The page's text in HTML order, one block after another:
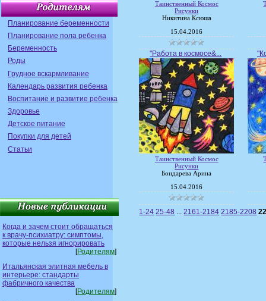
Планирование беременности
Планирование пола ребенка
Беременность
Роды
Грудное вскармливание
Календарь развития ребенка
Воспитание и развитие ребенка
Здоровье
Детское питание
Покупки для детей
Статьи
Когда и зачем стоит обращаться
к врачу-психиатру: симптомы,
которые нельзя игнорировать
[Родителям]
Итальянская элитная мебель в
интерьере: стандарты
фабричного качества
[Родителям]
Таинственный Космос
Рисунки
Никитина Ксюша
15.04.2016
"Работа в космосе&...
Таинственный Космос
Рисунки
Бондарева Арина
15.04.2016
1-24 25-48 ... 2161-2184 2185-2208